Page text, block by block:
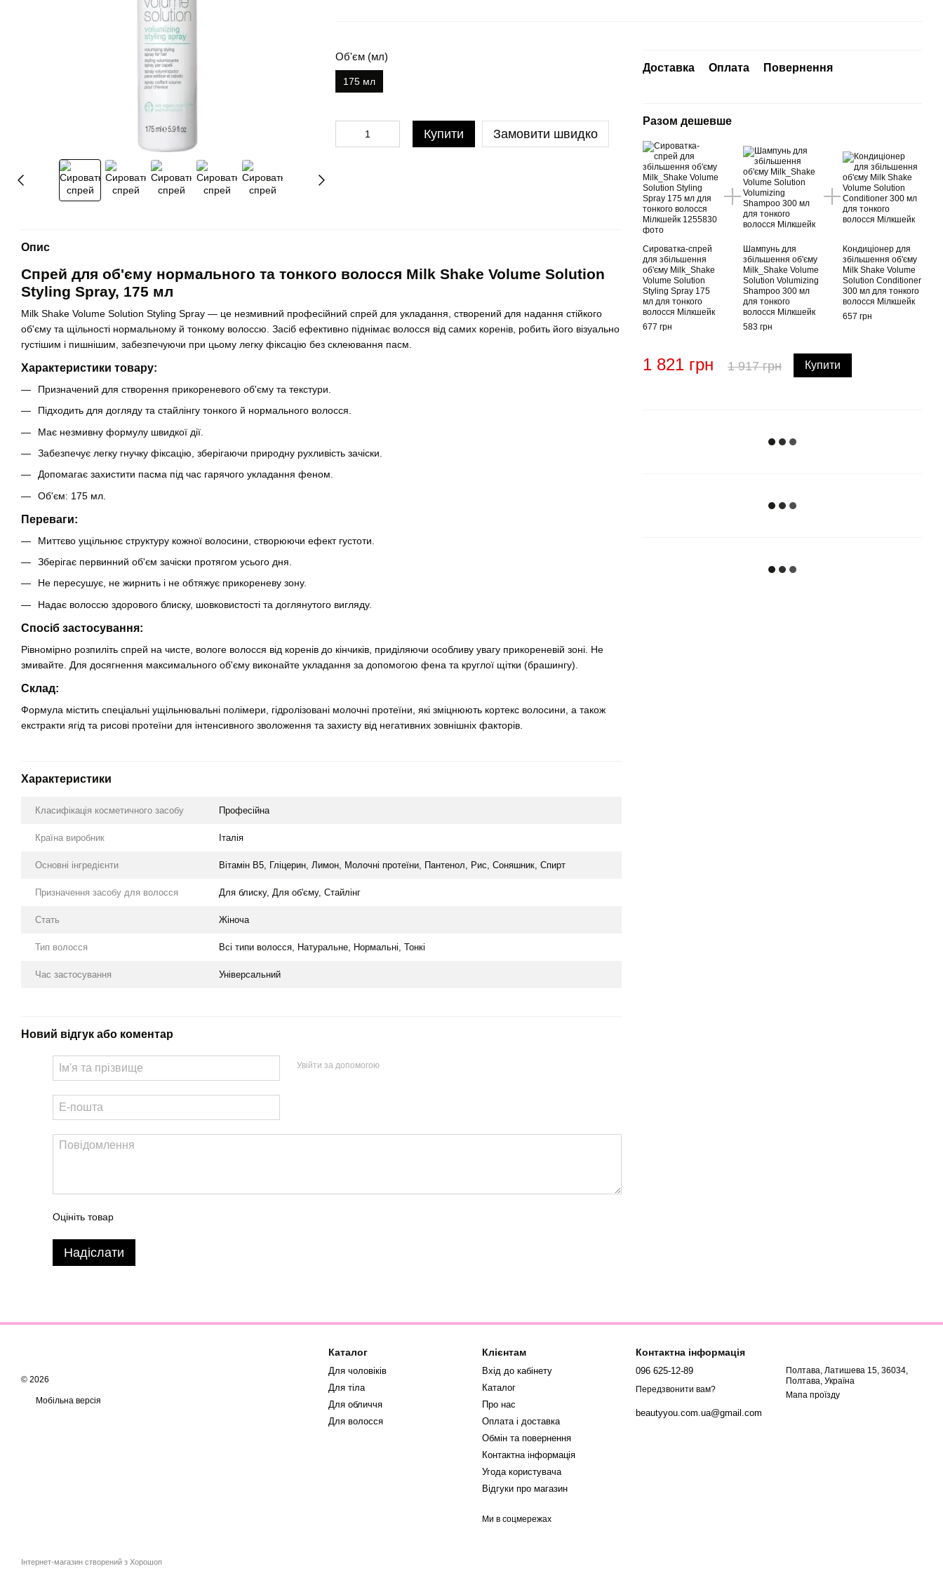
Об'єм (мл)
175 мл
Купити Замовити швидко
Доставка Оплата Повернення
Разом дешевше
Сироватка-спрей
для збільшення
об'єму Milk_Shake
Volume Solution
Styling Spray 175
мл для тонкого
волосся Мілкшейк
677 грн
Шампунь для
збільшення об'єму
Milk_Shake Volume
Solution Volumizing
Shampoo 300 мл
для тонкого
волосся Мілкшейк
583 грн
Кондиціонер для
збільшення об'єму
Milk Shake Volume
Solution Conditioner
300 мл для тонкого
волосся Мілкшейк
657 грн
1 821 грн 1 917 грн Купити
Опис
Спрей для об'єму нормального та тонкого волосся Milk Shake Volume Solution
Styling Spray, 175 мл
Milk Shake Volume Solution Styling Spray — це незмивний професійний спрей для укладання, створений для надання стійкого
об'єму та щільності нормальному й тонкому волоссю. Засіб ефективно піднімає волосся від самих коренів, робить його візуально
густішим і пишнішим, забезпечуючи при цьому легку фіксацію без склеювання пасм.
Характеристики товару:
Призначений для створення прикореневого об'єму та текстури.
Підходить для догляду та стайлінгу тонкого й нормального волосся.
Має незмивну формулу швидкої дії.
Забезпечує легку гнучку фіксацію, зберігаючи природну рухливість зачіски.
Допомагає захистити пасма під час гарячого укладання феном.
Об'єм: 175 мл.
Переваги:
Миттєво ущільнює структуру кожної волосини, створюючи ефект густоти.
Зберігає первинний об'єм зачіски протягом усього дня.
Не пересушує, не жирнить і не обтяжує прикореневу зону.
Надає волоссю здорового блиску, шовковистості та доглянутого вигляду.
Спосіб застосування:
Рівномірно розпиліть спрей на чисте, вологе волосся від коренів до кінчиків, приділяючи особливу увагу прикореневій зоні. Не
змивайте. Для досягнення максимального об'єму виконайте укладання за допомогою фена та круглої щітки (брашингу).
Склад:
Формула містить спеціальні ущільнювальні полімери, гідролізовані молочні протеїни, які зміцнюють кортекс волосини, а також
екстракти ягід та рисові протеїни для інтенсивного зволоження та захисту від негативних зовнішніх факторів.
Характеристики
Класифікація косметичного засобу Професійна
Країна виробник Італія
Основні інгредієнти Вітамін В5, Гліцерин, Лимон, Молочні протеїни, Пантенол, Рис, Соняшник, Спирт
Призначення засобу для волосся Для блиску, Для об'єму, Стайлінг
Стать Жіноча
Тип волосся Всі типи волосся, Натуральне, Нормальні, Тонкі
Час застосування Універсальний
Новий відгук або коментар
Увійти за допомогою
Оцініть товар
Надіслати
© 2026
Мобільна версія
Інтернет-магазин створений з Хорошоп
Каталог
Для чоловіків
Для тіла
Для обличчя
Для волосся
Клієнтам
Вхід до кабінету
Каталог
Про нас
Оплата і доставка
Обмін та повернення
Контактна інформація
Угода користувача
Відгуки про магазин
Ми в соцмережах
Контактна інформація
096 625-12-89
Передзвонити вам?
beautyyou.com.ua@gmail.com
Полтава, Латишева 15, 36034,
Полтава, Україна
Мапа проїзду